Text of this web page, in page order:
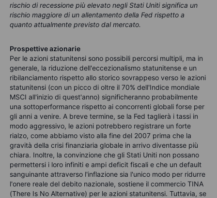
rischio di recessione più elevato negli Stati Uniti significa un
rischio maggiore di un allentamento della Fed rispetto a
quanto attualmente previsto dal mercato.
Prospettive azionarie
Per le azioni statunitensi sono possibili percorsi multipli, ma in
generale, la riduzione dell'eccezionalismo statunitense e un
ribilanciamento rispetto allo storico sovrappeso verso le azioni
statunitensi (con un picco di oltre il 70% dell'Indice mondiale
MSCI all'inizio di quest'anno) significheranno probabilmente
una sottoperformance rispetto ai concorrenti globali forse per
gli anni a venire. A breve termine, se la Fed taglierà i tassi in
modo aggressivo, le azioni potrebbero registrare un forte
rialzo, come abbiamo visto alla fine del 2007 prima che la
gravità della crisi finanziaria globale in arrivo diventasse più
chiara. Inoltre, la convinzione che gli Stati Uniti non possano
permettersi i loro infiniti e ampi deficit fiscali e che un default
sanguinante attraverso l'inflazione sia l'unico modo per ridurre
l'onere reale del debito nazionale, sostiene il commercio TINA
(There Is No Alternative) per le azioni statunitensi. Tuttavia, se